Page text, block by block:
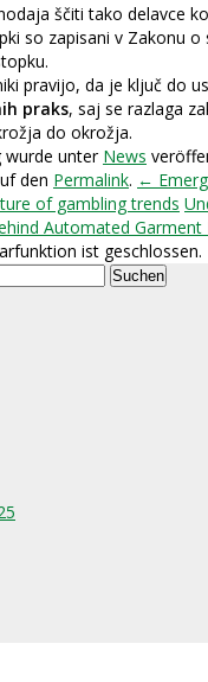
ščiti tako delavce
so zapisani v Zakonu o
pravijo, da je ključ do
praks, saj se razlaga
do okrožja.
wurde unter News
den Permalink. ←
of gambling trends
Automated
ist geschlossen.